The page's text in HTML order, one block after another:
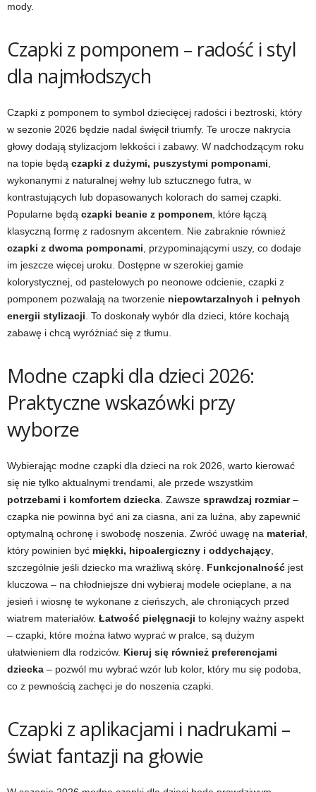
mody.
Czapki z pomponem – radość i styl
dla najmłodszych
Czapki z pomponem to symbol dziecięcej radości i beztroski, który
w sezonie 2026 będzie nadal święcił triumfy. Te urocze nakrycia
głowy dodają stylizacjom lekkości i zabawy. W nadchodzącym roku
na topie będą czapki z dużymi, puszystymi pomponami
wykonanymi z naturalnej wełny lub sztucznego futra, w
kontrastujących lub dopasowanych kolorach do samej czapki.
Popularne będą czapki beanie z pomponem , które łączą
klasyczną formę z radosnym akcentem. Nie zabraknie również
czapki z dwoma pomponami , przypominającymi uszy, co dodaje
im jeszcze więcej uroku. Dostępne w szerokiej gamie
kolorystycznej, od pastelowych po neonowe odcienie, czapki z
pomponem pozwalają na tworzenie niepowtarzalnych i pełnych
energii stylizacji . To doskonały wybór dla dzieci, które kochają
zabawę i chcą wyróżniać się z tłumu.
Modne czapki dla dzieci 2026:
Praktyczne wskazówki przy
wyborze
Wybierając modne czapki dla dzieci na rok 2026, warto kierować
się nie tylko aktualnymi trendami, ale przede wszystkim
potrzebami i komfortem dziecka . Zawsze sprawdzaj rozmiar–
czapka nie powinna być ani za ciasna, ani za luźna, aby zapewnić
optymalną ochronę i swobodę noszenia. Zwróć uwagę na materiał
który powinien być miękki, hipoalergiczny i oddychający
szczególnie jeśli dziecko ma wrażliwą skórę. Funkcjonalność jest
kluczowa – na chłodniejsze dni wybieraj modele ocieplane, a na
jesień i wiosnę te wykonane z cieńszych, ale chroniących przed
wiatrem materiałów. Łatwość pielęgnacji to kolejny ważny aspekt
– czapki, które można łatwo wyprać w pralce, są dużym
ułatwieniem dla rodziców. Kieruj się również preferencjami
dziecka – pozwól mu wybrać wzór lub kolor, który mu się podoba,
co z pewnością zachęci je do noszenia czapki.
Czapki z aplikacjami i nadrukami –
świat fantazji na głowie